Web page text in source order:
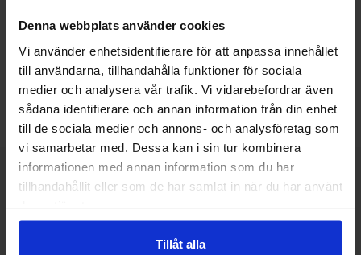
Denna webbplats använder cookies
Vi använder enhetsidentifierare för att anpassa innehållet
till användarna, tillhandahålla funktioner för sociala
medier och analysera vår trafik. Vi vidarebefordrar även
sådana identifierare och annan information från din enhet
till de sociala medier och annons- och analysföretag som
vi samarbetar med. Dessa kan i sin tur kombinera
informationen med annan information som du har
tillhandahållit eller som de har samlat in när du har använt
Tillåt alla
Art. nr
579 SEK
Inklusive 25% moms
Enhet:
st
Köp
Art. nr
4101
Inklusive 25% moms
Enhet:
st
Köp